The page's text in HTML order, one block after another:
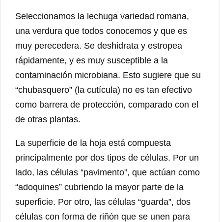
Seleccionamos la lechuga variedad romana,
una verdura que todos conocemos y que es
muy perecedera. Se deshidrata y estropea
rápidamente, y es muy susceptible a la
contaminación microbiana. Esto sugiere que su
“chubasquero” (la cutícula) no es tan efectivo
como barrera de protección, comparado con el
de otras plantas.
La superficie de la hoja está compuesta
principalmente por dos tipos de células. Por un
lado, las células “pavimento”, que actúan como
“adoquines” cubriendo la mayor parte de la
superficie. Por otro, las células “guarda”, dos
células con forma de riñón que se unen para